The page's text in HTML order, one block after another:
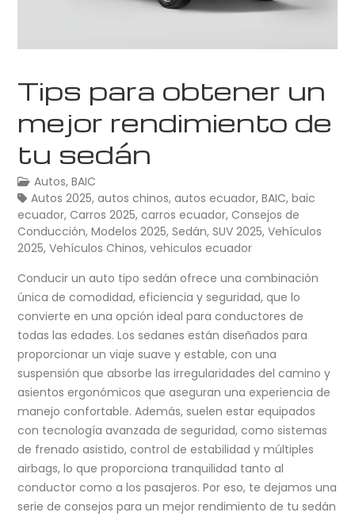
Tips para obtener un
mejor rendimiento de
tu sedán
Autos,BAIC
Autos 2025,autos chinos,autos ecuador,BAIC,baic
ecuador,Carros 2025,carros ecuador,Consejos de
Conducción,Modelos 2025,Sedán,SUV 2025,Vehículos
2025,Vehículos Chinos,vehiculos ecuador
Conducir un auto tipo sedán ofrece una combinación
única de comodidad, eficiencia y seguridad, que lo
convierte en una opción ideal para conductores de
todas las edades. Los sedanes están diseñados para
proporcionar un viaje suave y estable, con una
suspensión que absorbe las irregularidades del camino y
asientos ergonómicos que aseguran una experiencia de
manejo confortable. Además, suelen estar equipados
con tecnología avanzada de seguridad, como sistemas
de frenado asistido, control de estabilidad y múltiples
airbags, lo que proporciona tranquilidad tanto al
conductor como a los pasajeros. Por eso, te dejamos una
serie de consejos para un mejor rendimiento de tu sedán